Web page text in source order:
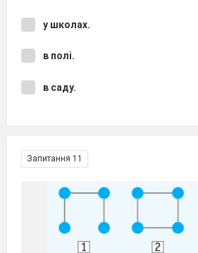
у школах.
в полі.
в саду.
Запитання 11